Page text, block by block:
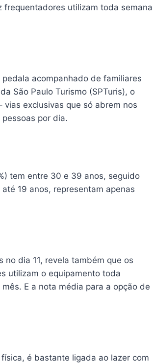
utilizam toda semana
acompanhado de familiares
São Paulo Turismo (SPTuris), o
exclusivas que só abrem nos
por dia.
tem entre 30 e 39 anos, seguido
19 anos, representam apenas
no dia 11, revela também que os
utilizam o equipamento toda
E a nota média para a opção de
é bastante ligada ao lazer com